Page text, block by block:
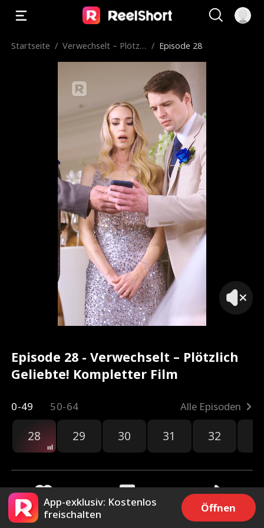
Startseite / Verwechselt – Plötzli
/ Episode 28
Episode 28 - Verwechselt – Plötzlich
Geliebte! Kompletter Film
0-49 50-64 Alle Episoden
28 29 30 31 32
3.3k Teilen
App-exklusiv: Kostenlos
freischalten
Öffnen